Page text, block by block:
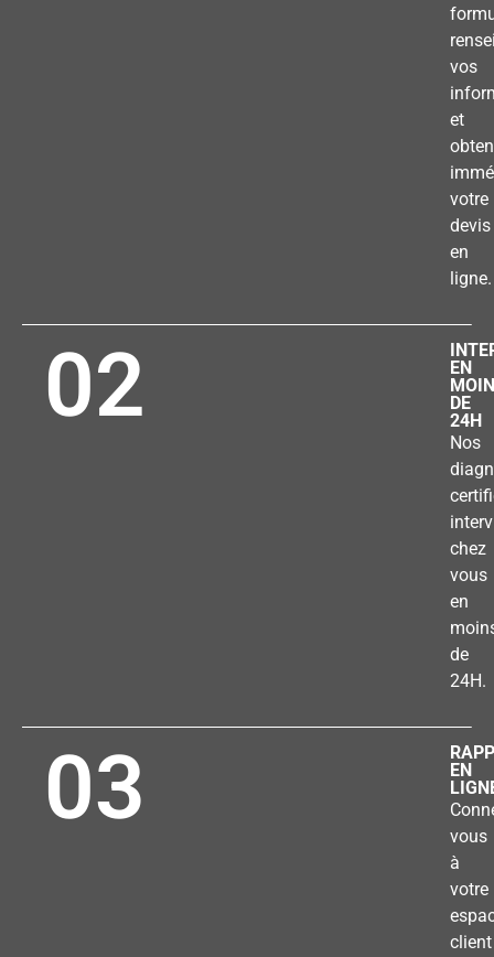
vos
et
votre
devis
en
ligne.
02
EN
DE
24H
Nos
chez
vous
en
de
24H.
03
EN
vous
à
votre
client